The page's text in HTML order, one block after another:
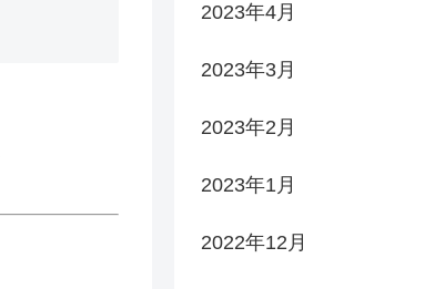
2023年4月
2023年3月
2023年2月
2023年1月
2022年12月